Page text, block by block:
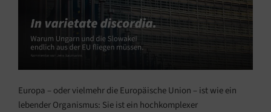
Europa – oder vielmehr die Europäische Union – ist wie ein
lebender Organismus: Sie ist ein hochkomplexer